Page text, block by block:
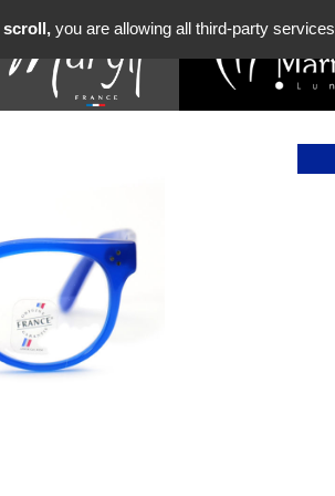
you are allowing all third-party services